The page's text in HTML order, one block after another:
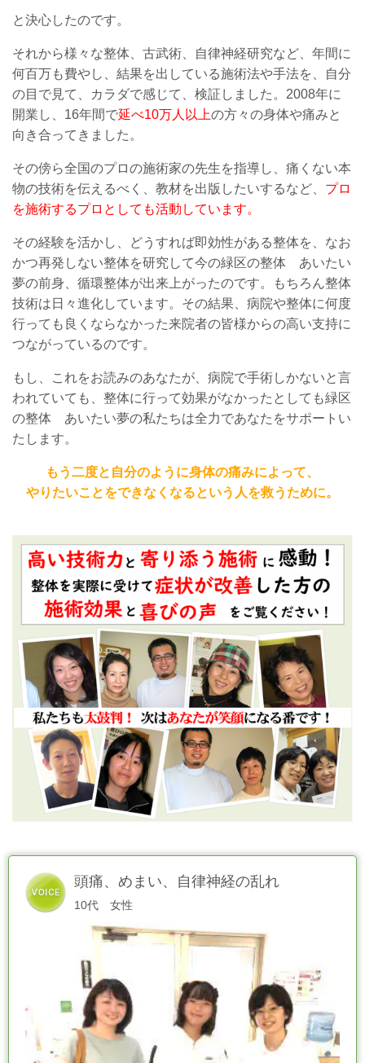
と決心したのです。
それから様々な整体、古武術、自律神経研究など、年間に
何百万も費やし、結果を出している施術法や手法を、自分
の目で見て、カラダで感じて、検証しました。2008年に
開業し、16年間で延べ10万人以上の方々の身体や痛みと
向き合ってきました。
その傍ら全国のプロの施術家の先生を指導し、痛くない本
物の技術を伝えるべく、教材を出版したいするなど、 プロ
を施術するプロとしても活動しています。
その経験を活かし、どうすれば即効性がある整体を、なお
かつ再発しない整体を研究して今の緑区の整体 あいたい
夢の前身、循環整体が出来上がったのです。もちろん整体
技術は日々進化しています。その結果、病院や整体に何度
行っても良くならなかった来院者の皆様からの高い支持に
つながっているのです。
もし、これをお読みのあなたが、病院で手術しかないと言
われていても、整体に行って効果がなかったとしても緑区
の整体 あいたい夢の私たちは全力であなたをサポートい
たします。
もう二度と自分のように身体の痛みによって、
やりたいことをできなくなるという人を救うために。
頭痛、めまい、自律神経の乱れ
10代 女性